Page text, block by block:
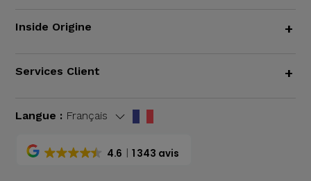
Inside Origine +
Services Client +
Langue : Français
4.6 1 343 avis